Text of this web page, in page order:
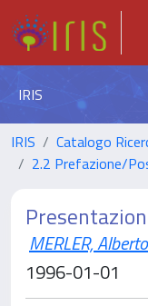
IRIS
IRIS Catalogo
2.2 Prefazione/
MERLER, Alberto
1996-01-01